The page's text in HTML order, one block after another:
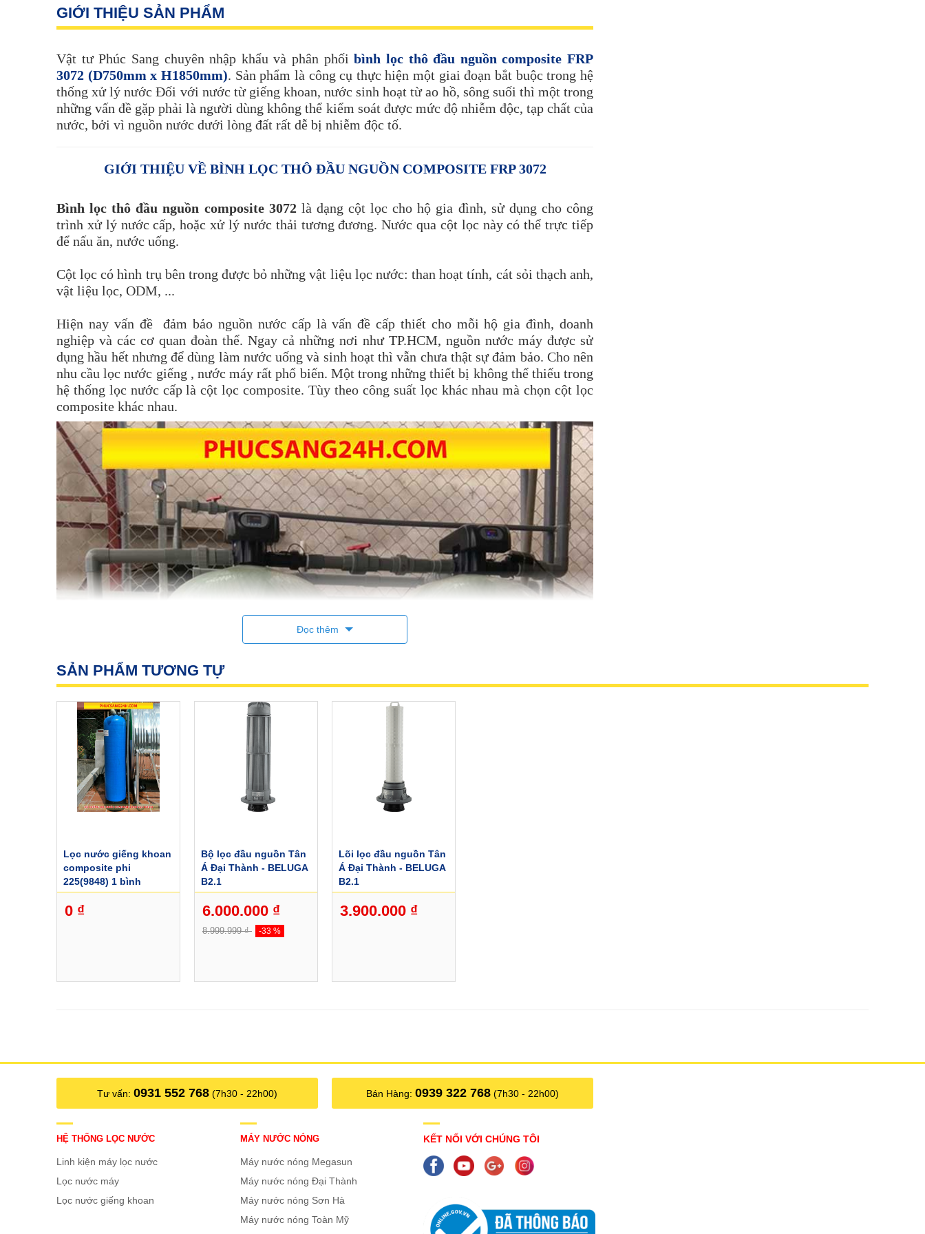
GIỚI THIỆU SẢN PHẨM
Vật tư Phúc Sang chuyên nhập khẩu và phân phối bình lọc thô đầu nguồn composite FRP
3072 (D750mm x H1850mm). Sản phẩm là công cụ thực hiện một giai đoạn bắt buộc trong hệ
thống xử lý nước Đối với nước từ giếng khoan, nước sinh hoạt từ ao hồ, sông suối thì một trong
những vấn đề gặp phải là người dùng không thể kiểm soát được mức độ nhiễm độc, tạp chất của
nước, bởi vì nguồn nước dưới lòng đất rất dễ bị nhiễm độc tố.
GIỚI THIỆU VỀ BÌNH LỌC THÔ ĐẦU NGUỒN COMPOSITE FRP 3072
Bình lọc thô đầu nguồn composite 3072là dạng cột lọc cho hộ gia đình, sử dụng cho công
trình xử lý nước cấp, hoặc xử lý nước thải tương đương. Nước qua cột lọc này có thể trực tiếp
để nấu ăn, nước uống.
Cột lọc có hình trụ bên trong được bỏ những vật liệu lọc nước: than hoạt tính, cát sỏi thạch anh,
vật liệu lọc, ODM, ...
Hiện nay vấn đề đảm bảo nguồn nước cấp là vấn đề cấp thiết cho mỗi hộ gia đình, doanh
nghiệp và các cơ quan đoàn thể. Ngay cả những nơi như TP.HCM, nguồn nước máy được sử
dụng hầu hết nhưng để dùng làm nước uống và sinh hoạt thì vẫn chưa thật sự đảm bảo. Cho nên
nhu cầu lọc nước giếng , nước máy rất phổ biến. Một trong những thiết bị không thể thiếu trong
hệ thống lọc nước cấp là cột lọc composite. Tùy theo công suất lọc khác nhau mà chọn cột lọc
composite khác nhau.
Lắp đặt bình lọc thô đầu nguồn giúp gia đình bạn luôn có nguồn nước sạch để sử dụng
CHI TIẾT VỀ BÌNH LỌC THÔ ĐẦU NGUỒN COMPOSITE 3072
Đọc thêm
SẢN PHẨM TƯƠNG TỰ
Lọc nước giếng khoan
composite phi
225(9848) 1 bình
GKC2251B
0 ₫
Bộ lọc đầu nguồn Tân
Á Đại Thành - BELUGA
B2.1
6.000.000 ₫
8.999.999 ₫ -33 %
Lõi lọc đầu nguồn Tân
Á Đại Thành - BELUGA
B2.1
3.900.000 ₫
Tư vấn: 0931 552 768 (7h30 - 22h00) Bán Hàng: 0939 322 768 (7h30 - 22h00)
HỆ THỐNG LỌC NƯỚC
Linh kiện máy lọc nước
Lọc nước máy
Lọc nước giếng khoan
MÁY NƯỚC NÓNG
Máy nước nóng Megasun
Máy nước nóng Đại Thành
Máy nước nóng Sơn Hà
Máy nước nóng Toàn Mỹ
KẾT NỐI VỚI CHÚNG TÔI